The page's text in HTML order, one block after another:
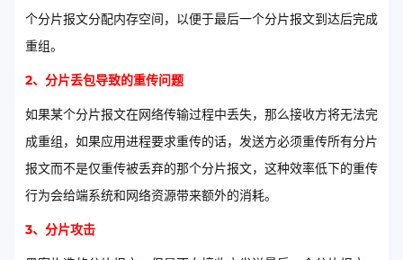
个分片报文分配内存空间，以便于最后一个分片报文到达后完成
重组。
2、分片丢包导致的重传问题
如果某个分片报文在网络传输过程中丢失，那么接收方将无法完
成重组，如果应用进程要求重传的话，发送方必须重传所有分片
报文而不是仅重传被丢弃的那个分片报文，这种效率低下的重传
行为会给端系统和网络资源带来额外的消耗。
3、分片攻击